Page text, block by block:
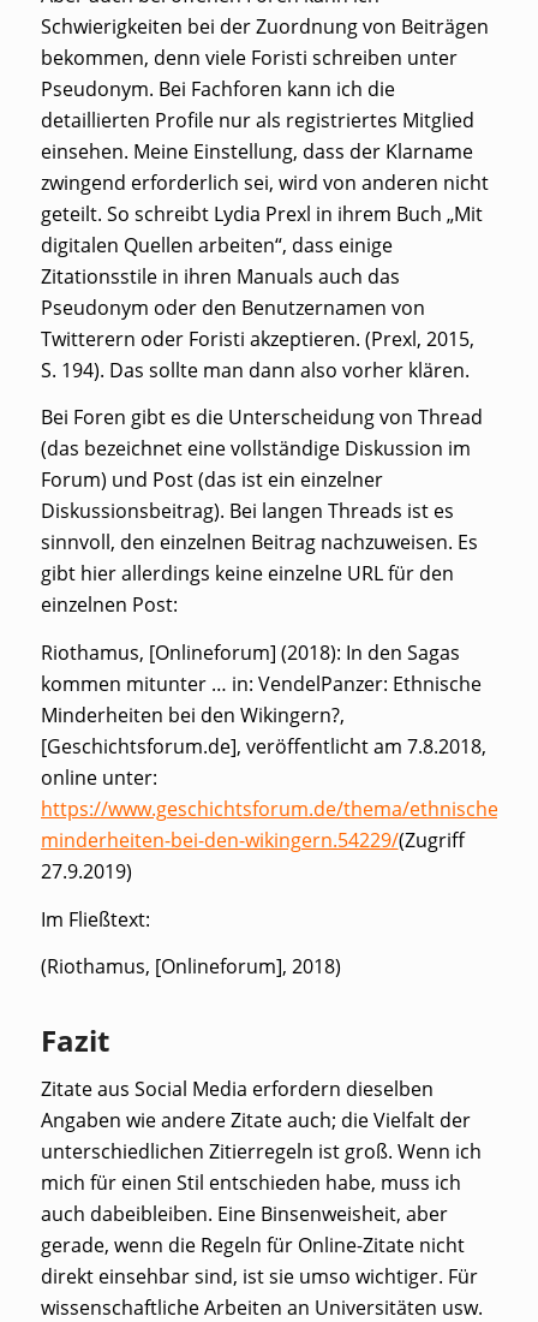
Schwierigkeiten bei der Zuordnung von Beiträgen
bekommen, denn viele Foristi schreiben unter
Pseudonym. Bei Fachforen kann ich die
detaillierten Profile nur als registriertes Mitglied
einsehen. Meine Einstellung, dass der Klarname
zwingend erforderlich sei, wird von anderen nicht
geteilt. So schreibt Lydia Prexl in ihrem Buch „Mit
digitalen Quellen arbeiten“, dass einige
Zitationsstile in ihren Manuals auch das
Pseudonym oder den Benutzernamen von
Twitterern oder Foristi akzeptieren. (Prexl, 2015,
S. 194). Das sollte man dann also vorher klären.
Bei Foren gibt es die Unterscheidung von Thread
(das bezeichnet eine vollständige Diskussion im
Forum) und Post (das ist ein einzelner
Diskussionsbeitrag). Bei langen Threads ist es
sinnvoll, den einzelnen Beitrag nachzuweisen. Es
gibt hier allerdings keine einzelne URL für den
einzelnen Post:
Riothamus, [Onlineforum] (2018): In den Sagas
kommen mitunter … in: VendelPanzer: Ethnische
Minderheiten bei den Wikingern?,
[Geschichtsforum.de], veröffentlicht am 7.8.2018,
online unter:
https://www.geschichtsforum.de/thema/ethnische-
minderheiten-bei-den-wikingern.54229/(Zugriff
27.9.2019)
Im Fließtext:
(Riothamus, [Onlineforum], 2018)
Fazit
Zitate aus Social Media erfordern dieselben
Angaben wie andere Zitate auch; die Vielfalt der
unterschiedlichen Zitierregeln ist groß. Wenn ich
mich für einen Stil entschieden habe, muss ich
auch dabeibleiben. Eine Binsenweisheit, aber
gerade, wenn die Regeln für Online-Zitate nicht
direkt einsehbar sind, ist sie umso wichtiger. Für
wissenschaftliche Arbeiten an Universitäten usw.